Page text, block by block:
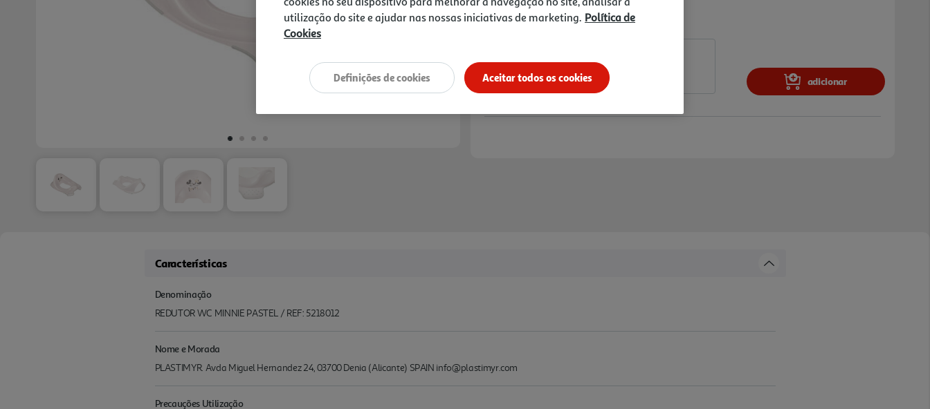
Notas de preparação
adicionar
Características
Denominação
REDUTOR WC MINNIE PASTEL / REF: 5218012
Nome e Morada
PLASTIMYR. Avda Miguel Hernandez 24, 03700 Denia (Alicante) SPAIN info@plastimyr.com
Precauções Utilização
utilização do site e ajudar nas nossas iniciativas de marketing. Política de
Cookies
Aceitar todos os cookies
Definições de cookies